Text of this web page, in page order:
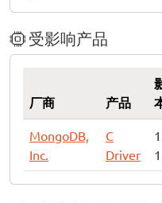
受影响产品
厂商 产品
MongoDB,
Inc.
C
Driver